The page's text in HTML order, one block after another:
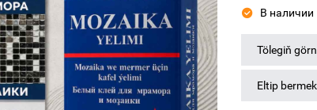
В наличии
Tölegiň
Eltip bermek